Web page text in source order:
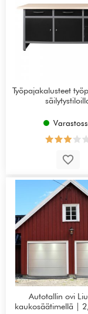
Työpajakalusteet
Autotallin ovi
kaukosäätimellä |